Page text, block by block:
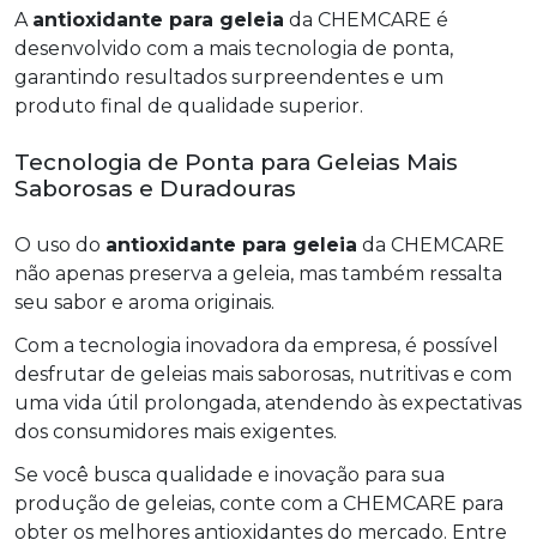
A antioxidante para geleia da CHEMCARE é
desenvolvido com a mais tecnologia de ponta,
garantindo resultados surpreendentes e um
produto final de qualidade superior.
Tecnologia de Ponta para Geleias Mais
Saborosas e Duradouras
O uso do antioxidante para geleia da CHEMCARE
não apenas preserva a geleia, mas também ressalta
seu sabor e aroma originais.
Com a tecnologia inovadora da empresa, é possível
desfrutar de geleias mais saborosas, nutritivas e com
uma vida útil prolongada, atendendo às expectativas
dos consumidores mais exigentes.
Se você busca qualidade e inovação para sua
produção de geleias, conte com a CHEMCARE para
obter os melhores antioxidantes do mercado. Entre